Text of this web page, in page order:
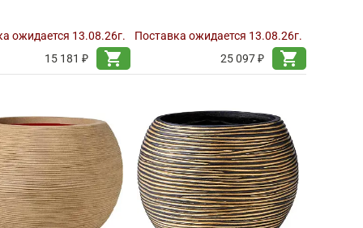
ожидается 13.08.26г.
15 181 ₽
shopping_cart
Поставка ожидается 13.08.26г.
25 097 ₽
shopping_cart